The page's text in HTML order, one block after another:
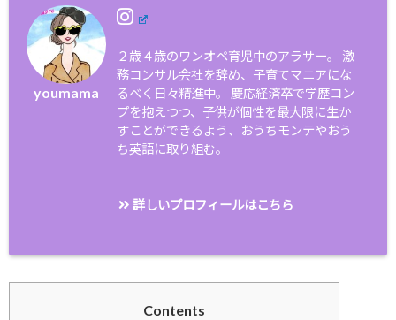
youmama
２歳４歳のワンオペ育児中のアラサー。 激
務コンサル会社を辞め、子育てマニアにな
るべく日々精進中。 慶応経済卒で学歴コン
プを抱えつつ、子供が個性を最大限に生か
すことができるよう、おうちモンテやおう
ち英語に取り組む。
詳しいプロフィールはこちら
Contents